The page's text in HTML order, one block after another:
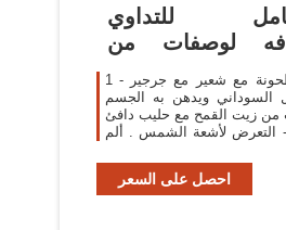
للتداوي
لوصفات من
1 - يؤخذ لبن مع حناء مطحونة مع شعير مع جرجير
السوداني ويدهن به الجسم
. 2 - يشرب من زيت القمح مع حليب دافئ
وعسل نحل يومياً . 3 - التعرض لأشعة الشمس . ألم
احصل على السعر